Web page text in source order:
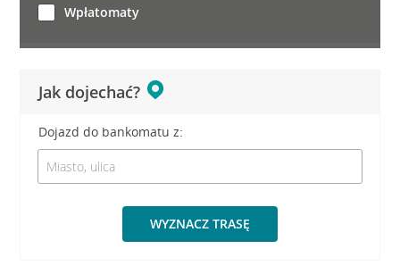
Jak dojechać?
Dojazd do bankomatu z:
WYZNACZ TRASĘ
Wpłatomaty